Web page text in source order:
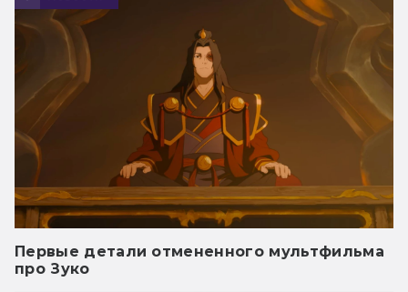
Первые детали отмененного мультфильма
про Зуко